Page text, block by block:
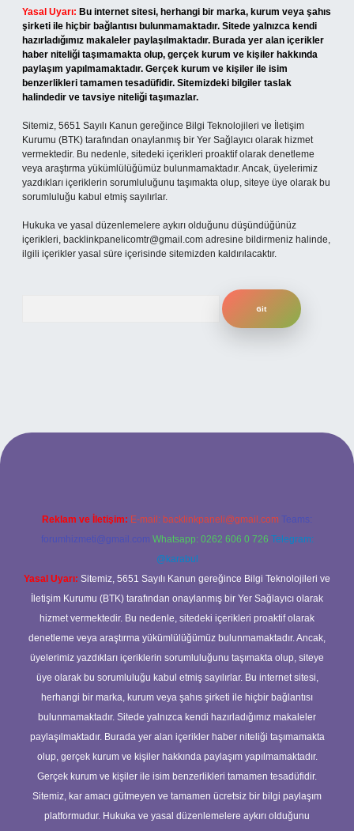
Yasal Uyarı: Bu internet sitesi, herhangi bir marka, kurum veya şahıs
şirketi ile hiçbir bağlantısı bulunmamaktadır. Sitede yalnızca kendi
hazırladığımız makaleler paylaşılmaktadır. Burada yer alan içerikler
haber niteliği taşımamakta olup, gerçek kurum ve kişiler hakkında
paylaşım yapılmamaktadır. Gerçek kurum ve kişiler ile isim
benzerlikleri tamamen tesadüfidir. Sitemizdeki bilgiler taslak
halindedir ve tavsiye niteliği taşımazlar.
Sitemiz, 5651 Sayılı Kanun gereğince Bilgi Teknolojileri ve İletişim
Kurumu (BTK) tarafından onaylanmış bir Yer Sağlayıcı olarak hizmet
vermektedir. Bu nedenle, sitedeki içerikleri proaktif olarak denetleme
veya araştırma yükümlülüğümüz bulunmamaktadır. Ancak, üyelerimiz
yazdıkları içeriklerin sorumluluğunu taşımakta olup, siteye üye olarak bu
sorumluluğu kabul etmiş sayılırlar.
Hukuka ve yasal düzenlemelere aykırı olduğunu düşündüğünüz
içerikleri, backlinkpanelicomtr@gmail.com adresine bildirmeniz halinde,
ilgili içerikler yasal süre içerisinde sitemizden kaldırılacaktır.
adresi
Reklam ve İletişim: E-mail: backlinkpaneli@gmail.com Teams:
forumhizmeti@gmail.com Whatsapp: 0262 606 0 726 Telegram:
@karabul
Yasal Uyarı: Sitemiz, 5651 Sayılı Kanun gereğince Bilgi Teknolojileri ve
İletişim Kurumu (BTK) tarafından onaylanmış bir Yer Sağlayıcı olarak
hizmet vermektedir. Bu nedenle, sitedeki içerikleri proaktif olarak
denetleme veya araştırma yükümlülüğümüz bulunmamaktadır. Ancak,
üyelerimiz yazdıkları içeriklerin sorumluluğunu taşımakta olup, siteye
üye olarak bu sorumluluğu kabul etmiş sayılırlar. Bu internet sitesi,
herhangi bir marka, kurum veya şahıs şirketi ile hiçbir bağlantısı
bulunmamaktadır. Sitede yalnızca kendi hazırladığımız makaleler
paylaşılmaktadır. Burada yer alan içerikler haber niteliği taşımamakta
olup, gerçek kurum ve kişiler hakkında paylaşım yapılmamaktadır.
Gerçek kurum ve kişiler ile isim benzerlikleri tamamen tesadüfidir.
Sitemiz, kar amacı gütmeyen ve tamamen ücretsiz bir bilgi paylaşım
platformudur. Hukuka ve yasal düzenlemelere aykırı olduğunu